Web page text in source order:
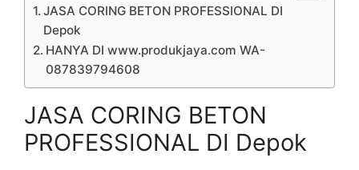
JASA CORING BETON PROFESSIONAL DI
Depok
HANYA DI www.produkjaya.com WA-
087839794608
JASA CORING BETON
PROFESSIONAL DI Depok